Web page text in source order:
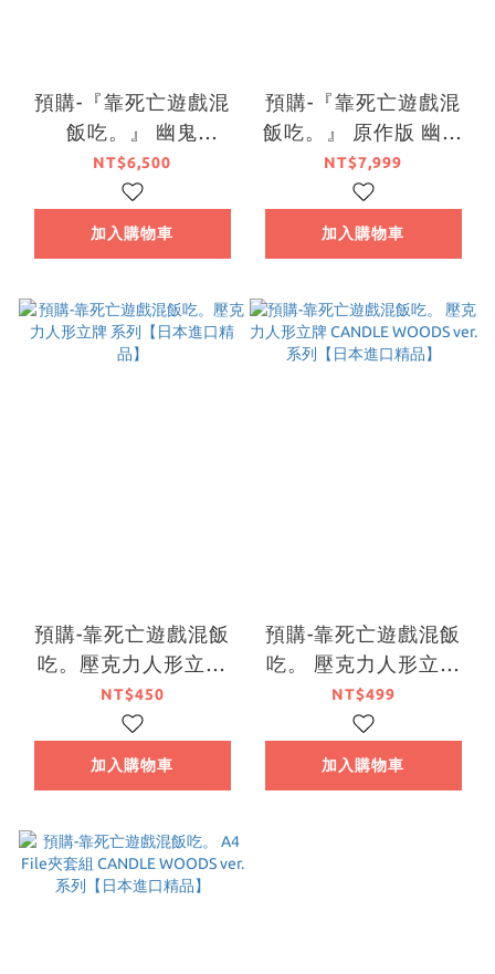
預購-『靠死亡遊戲混
飯吃。』 幽鬼
KADOKAWA特別套組
【日本進口精品】
NT$6,500
加入購物車
預購-『靠死亡遊戲混
飯吃。』 原作版 幽鬼
兔女郎洋裝ver.
KADOKAWA特別套組
【日本進口精品】
NT$7,999
加入購物車
預購-靠死亡遊戲混飯
吃。壓克力人形立牌
系列【日本進口精品】
NT$450
加入購物車
預購-靠死亡遊戲混飯
吃。 壓克力人形立牌
CANDLE WOODS ver.
系列【日本進口精品】
NT$499
加入購物車